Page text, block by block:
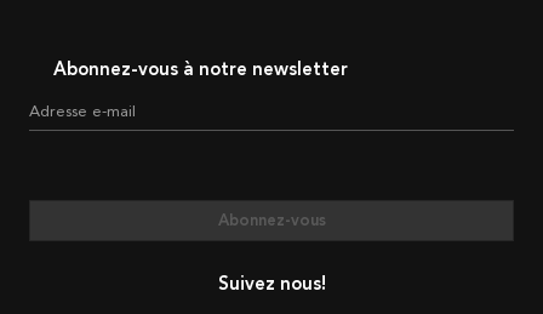
Abonnez-vous à notre newsletter
Adresse e-mail
Abonnez-vous
Suivez nous!